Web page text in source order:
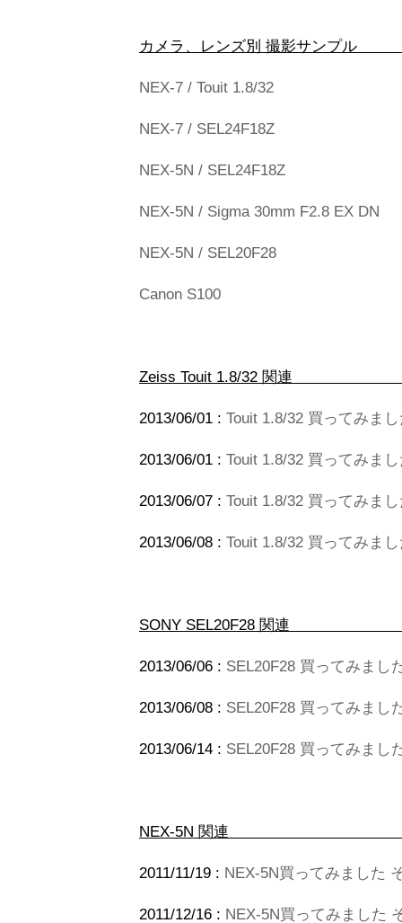
カメラ、レンズ別
NEX-7 / Touit 1.8/32
NEX-7 / SEL24F18Z
NEX-5N / SEL24F18Z
NEX-5N / Sigma 30mm F2.8 EX DN
NEX-5N / SEL20F28
Canon S100
Zeiss Touit
2013/06/01 : Touit 1.8/32 買ってみま
2013/06/01 : Touit 1.8/32 買ってみま
2013/06/07 : Touit 1.8/32 買ってみま
2013/06/08 : Touit 1.8/32 買ってみま
SONY
2013/06/06 : SEL20F28 買ってみまし
2013/06/08 : SEL20F28 買ってみまし
2013/06/14 : SEL20F28 買ってみまし
NEX-5N 関連
2011/11/19 : NEX-5N買ってみました
2011/12/16 : NEX-5N買ってみました